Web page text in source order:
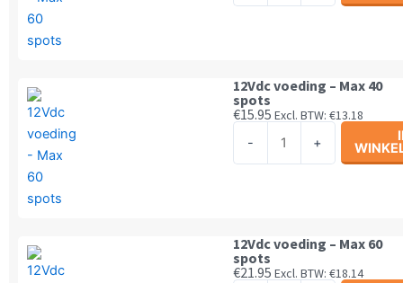
spots
aantal
12Vdc voeding – Max 40
spots
€15.95 Excl. BTW: €13.18
-
spots
aantal
+
12Vdc voeding – Max 60
spots
€21.95 Excl. BTW: €18.14